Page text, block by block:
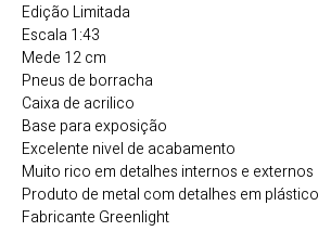
Edição Limitada
Escala 1:43
Mede 12 cm
Pneus de borracha
Caixa de acrilico
Base para exposição
Excelente nivel de acabamento
Muito rico em detalhes internos e externos
Produto de metal com detalhes em plástico
Fabricante Greenlight